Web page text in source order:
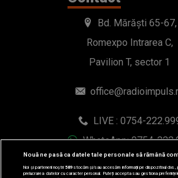
Bd. Mărăști 65-67,
Romexpo Intrarea C,
Pavilion T, sector 1
LIVE : 0754-
WhatsApp: 0754-
Nouă ne pasă ca datele tale personale să rămână
Noi și partenerii noștri589stocăm și/sau accesăm informații pe dispozitivul dvs.,
prelucrarea datelor cu caracter personal. Puteți accepta sau gestiona